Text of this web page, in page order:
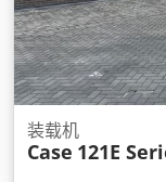
装载机
Case 121E